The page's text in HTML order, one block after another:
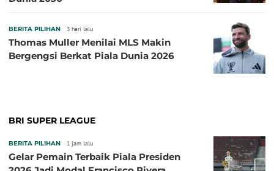
BERITA PILIHAN 3 hari lalu
Thomas Muller Menilai MLS Makin
Bergengsi Berkat Piala Dunia 2026
BRI SUPER LEAGUE
BERITA PILIHAN 1 jam lalu
Gelar Pemain Terbaik Piala Presiden